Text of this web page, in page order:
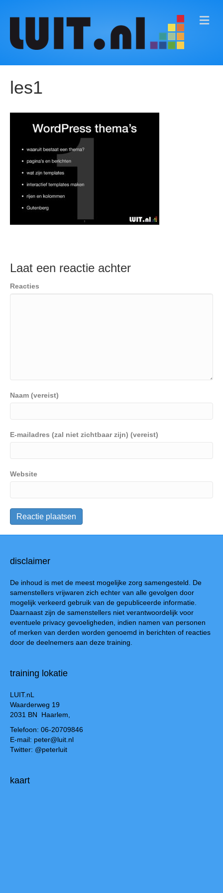
M
E
les1
Laat een reactie achter
Reacties
Naam (vereist)
E-mailadres (zal niet zichtbaar zijn) (vereist)
Website
disclaimer
De inhoud is met de meest mogelijke zorg samengesteld. De
samenstellers vrijwaren zich echter van alle gevolgen door
mogelijk verkeerd gebruik van de gepubliceerde informatie.
Daarnaast zijn de samenstellers niet verantwoordelijk voor
eventuele privacy gevoeligheden, indien namen van personen
of merken van derden worden genoemd in berichten of reacties
door de deelnemers aan deze training.
training lokatie
LUIT.nL
Waarderweg 19
2031 BN Haarlem,
Telefoon: 06-20709846
E-mail: peter@luit.nl
Twitter: @peterluit
kaart